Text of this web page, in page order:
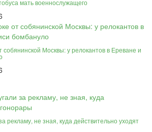
мать военнослужащего
собянинской Москвы: у релокантов в Ереване и
рекламу, не зная, куда действительно уходят